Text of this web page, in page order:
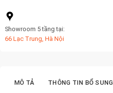
Showroom 5 tầng tại:
66 Lạc Trung, Hà Nội
MÔ TẢ THÔNG TIN BỔ SUNG